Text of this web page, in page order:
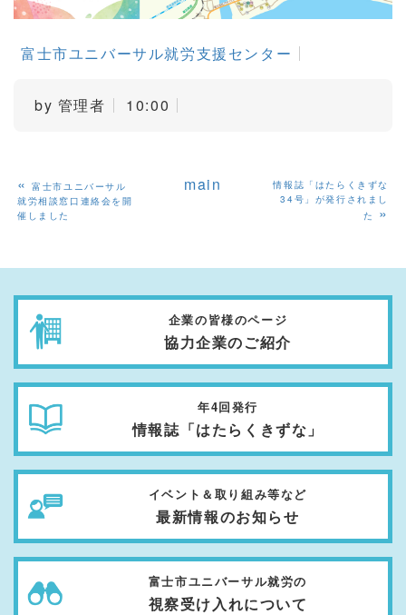
富士市ユニバーサル就労支援センター
by 管理者 10:00
«富士市ユニバーサル
就労相談窓口連絡会を開
催しました
main
情報誌「はたらくきずな
34号」が発行されまし
た
»
企業の皆様のページ
協力企業のご紹介
年4回発行
情報誌「はたらくきずな」
イベント＆取り組み等など
最新情報のお知らせ
富士市ユニバーサル就労の
視察受け入れについて